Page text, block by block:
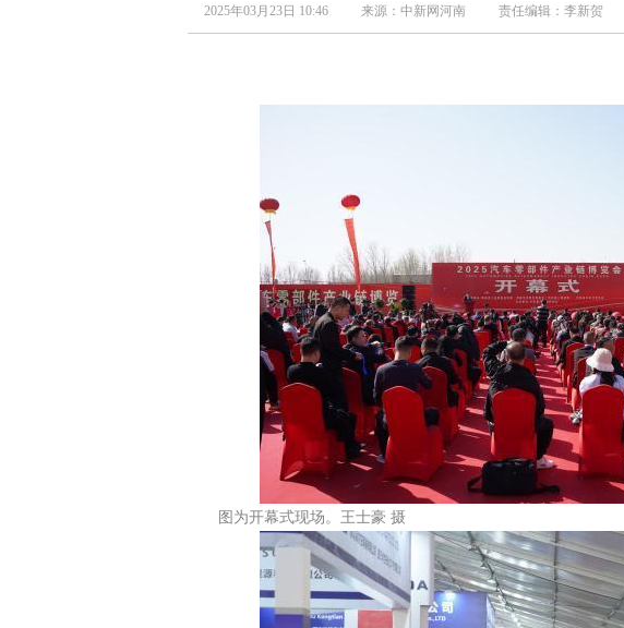
2025年03月23日 10:46 来源：中新网河南 责任编辑：李新贺
图为开幕式现场。王士豪 摄